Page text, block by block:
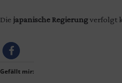
Die japanische Regierungverfolgt
Gefällt mir: